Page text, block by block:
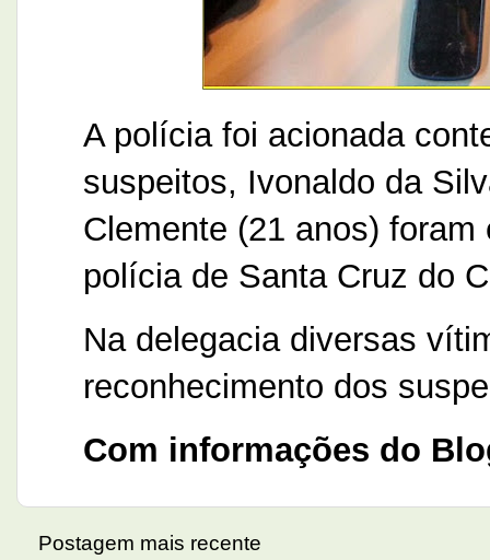
A polícia foi acionada
suspeitos, Ivonaldo da
Clemente (21 anos)
polícia de Santa Cruz do
Na delegacia diversas
reconhecimento dos
Com informações do
Postagem mais recente